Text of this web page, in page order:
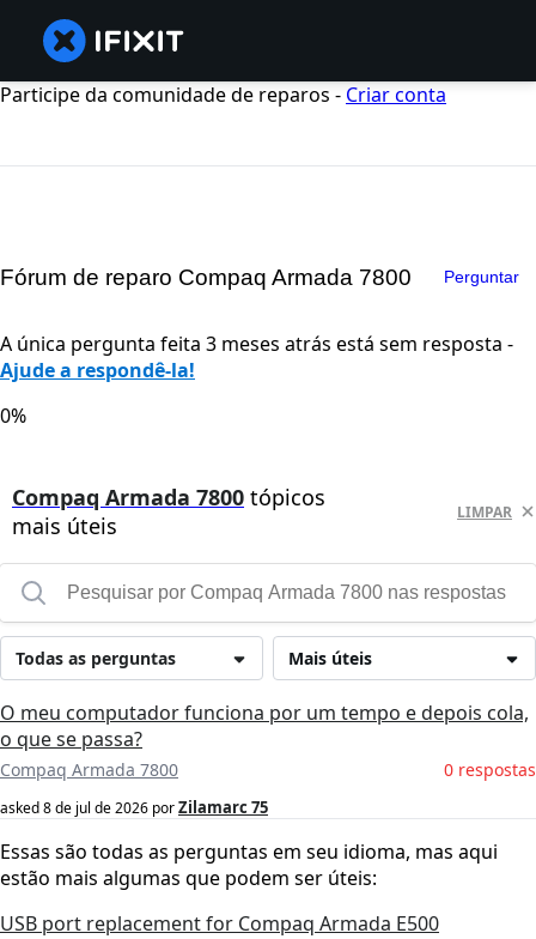
Participe da comunidade de reparos - Criar conta
Fórum de reparo Compaq Armada 7800 Perguntar
A única pergunta feita 3 meses atrás está sem resposta -
Ajude a respondê-la!
0%
Compaq Armada 7800 tópicos
mais úteis
LIMPAR
Mais úteis
Todas as perguntas
O meu computador funciona por um tempo e depois cola,
o que se passa?
Compaq Armada 7800 0 respostas
asked8 de jul de 2026 porZilamarc 75
Essas são todas as perguntas em seu idioma, mas aqui
estão mais algumas que podem ser úteis:
USB port replacement for Compaq Armada E500